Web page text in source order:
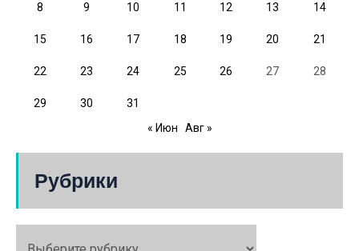
8 9 10 11 12 13 14
15 16 17 18 19 20 21
22 23 24 25 26 27 28
29 30
31
« Июн
Авг »
Рубрики